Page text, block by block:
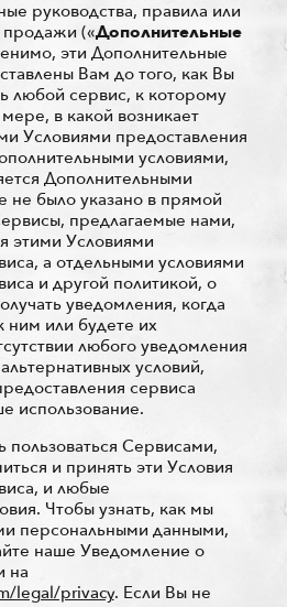
руководства, правила или
продажи («Дополнительные
эти Дополнительные
Вам до того, как Вы
любой сервис, к которому
в какой возникает
Условиями предоставления
условиями,
Дополнительными
не было указано в прямой
предлагаемые нами,
этими Условиями
а отдельными условиями
и другой политикой, о
уведомления, когда
ним или будете их
любого уведомления
условий,
сервиса
использование.
пользоваться Сервисами,
и принять эти Условия
и любые
Чтобы узнать, как мы
персональными данными,
наше Уведомление о
на
legal/privacy. Если Вы не